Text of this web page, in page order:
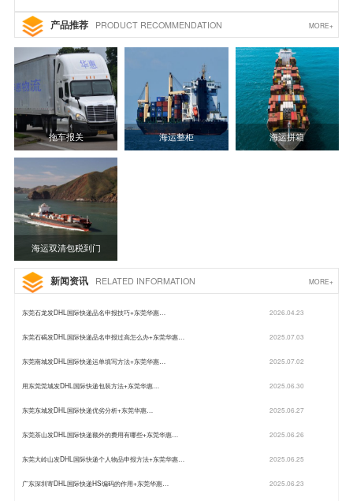
产品推荐 PRODUCT RECOMMENDATION MORE+
拖车报关 海运整柜 海运拼箱
海运双清包税到门
新闻资讯 RELATED INFORMATION MORE+
东莞石龙发DHL国际快递品名申报技巧+东莞华惠… 2026.04.23
东莞石碣发DHL国际快递品名申报过高怎么办+东莞华惠… 2025.07.03
东莞南城发DHL国际快递运单填写方法+东莞华惠… 2025.07.02
用东莞莞城发DHL国际快递包装方法+东莞华惠… 2025.06.30
东莞东城发DHL国际快递优劣分析+东莞华惠… 2025.06.27
东莞茶山发DHL国际快递额外的费用有哪些+东莞华惠… 2025.06.26
东莞大岭山发DHL国际快递个人物品申报方法+东莞华惠… 2025.06.25
广东深圳寄DHL国际快递HS编码的作用+东莞华惠… 2025.06.23